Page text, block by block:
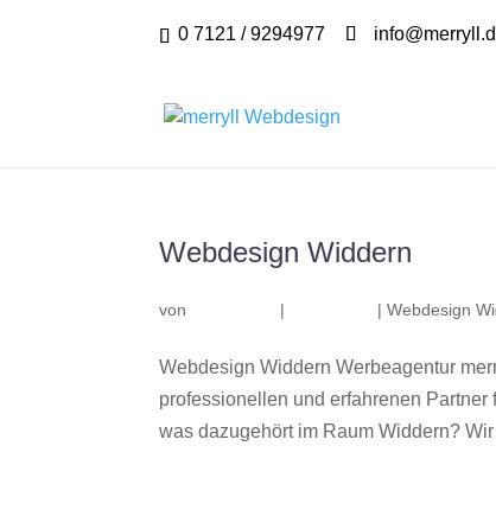
0 7121 / 9294977
Webdesign Widdern
von | |Webdesign
Webdesign Widdern Werbeagentur
professionellen und erfahrenen
was dazugehört im Raum Widdern?